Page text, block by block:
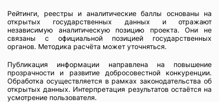
Рейтинги, реестры и аналитические баллы основаны на
открытых государственных данных и отражают
независимую аналитическую позицию проекта. Они не
связаны с официальной позицией государственных
органов. Методика расчёта может уточняться.
Публикация информации направлена на повышение
прозрачности и развитие добросовестной конкуренции.
Обработка осуществляется в рамках законодательства об
открытых данных. Интерпретация результатов остаётся на
усмотрение пользователя.